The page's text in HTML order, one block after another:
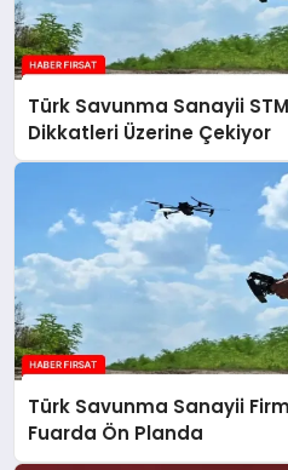
Türk Savunma Sanayii
Dikkatleri Üzerine Çekiyor
Türk Savunma Sanayii
Fuarda Ön Planda